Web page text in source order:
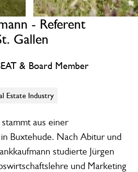
- Referent
Gallen
& Board Member
Industry
Estate Industry
stammt aus einer
Buxtehude. Nach Abitur und
studierte Jürgen
und Marketing